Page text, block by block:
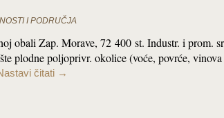
I PODRUČJA
obali Zap. Morave, 72 400 st. Industr. i prom.
plodne poljoprivr. okolice (voće, povrće,
čitati →